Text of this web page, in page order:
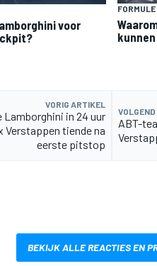
voor
FORMULE
kunnen
VORIG ARTIKEL
in 24 uur
Verstappen tiende na
eerste pitstop
ABT-
BEKIJK ALLE REACTIES EN